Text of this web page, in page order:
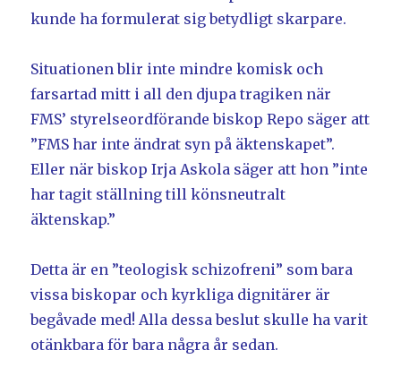
kunde ha formulerat sig betydligt skarpare.
Situationen blir inte mindre komisk och
farsartad mitt i all den djupa tragiken när
FMS’ styrelseordförande biskop Repo säger att
”FMS har inte ändrat syn på äktenskapet”.
Eller när biskop Irja Askola säger att hon ”inte
har tagit ställning till könsneutralt
äktenskap.”
Detta är en ”teologisk schizofreni” som bara
vissa biskopar och kyrkliga dignitärer är
begåvade med! Alla dessa beslut skulle ha varit
otänkbara för bara några år sedan.